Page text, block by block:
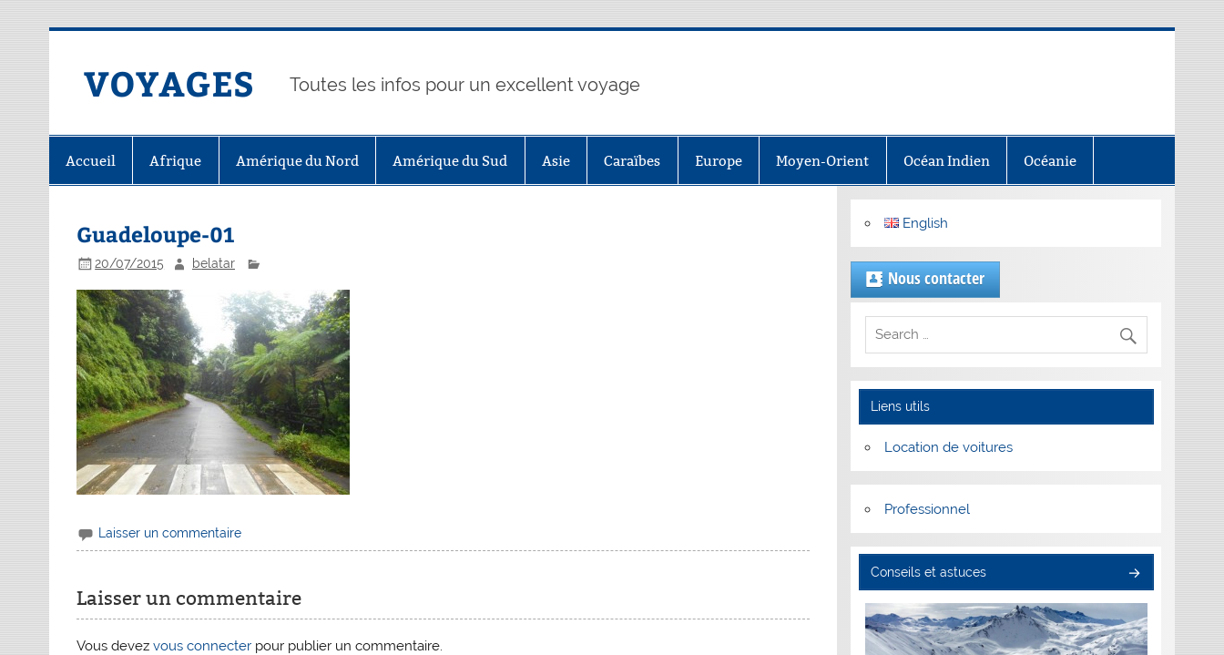
VOYAGES Toutes les infos pour un excellent voyage
Accueil Afrique Amérique du Nord Amérique du Sud Asie Caraïbes Europe Moyen-Orient Océan Indien Océanie
Guadeloupe-01
20/07/2015 belatar
Laisser un commentaire
Laisser un commentaire
Vous devezvous connecter pour publier un commentaire.
English
Nous contacter
Liens utils
Location de voitures
Professionnel
Conseils et astuces